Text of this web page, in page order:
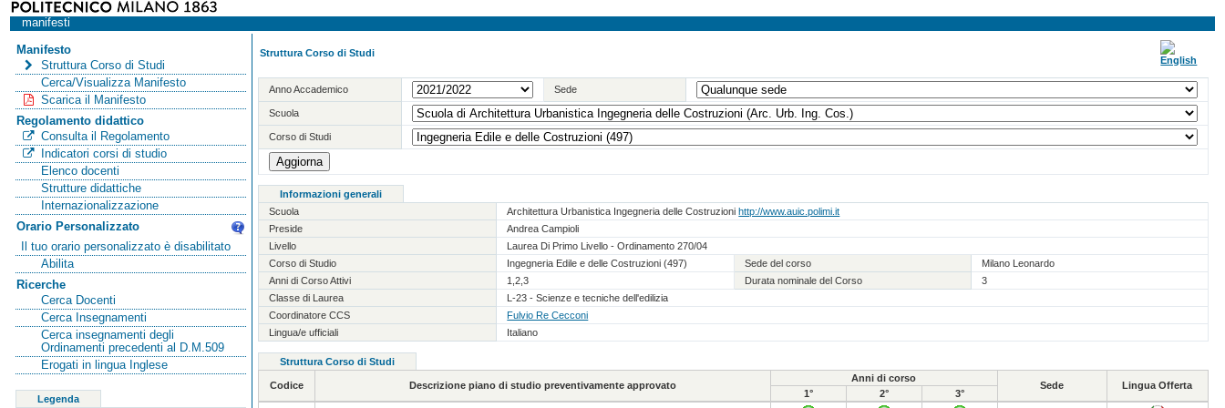
manifesti
Manifesto
Struttura Corso di Studi
Cerca/Visualizza Manifesto
Scarica il Manifesto
Regolamento didattico
Consulta il Regolamento
Indicatori corsi di studio
Elenco docenti
Strutture didattiche
Internazionalizzazione
Orario Personalizzato
Il tuo orario personalizzato è disabilitato
Abilita
Ricerche
Cerca Docenti
Cerca Insegnamenti
Cerca insegnamenti degli
Ordinamenti precedenti al D.M.509
Erogati in lingua Inglese
Legenda
Struttura Corso di Studi
Anno Accademico Sede
Scuola
Corso di Studi
Informazioni generali
Scuola
Architettura Urbanistica Ingegneria delle Costruzionihttp://www.auic.polimi.it
Preside
Andrea Campioli
Livello
Laurea Di Primo Livello - Ordinamento 270/04
Corso di Studio
Ingegneria Edile e delle Costruzioni (497) Sede del corso
Milano Leonardo
Anni di Corso Attivi
1,2,3 Durata nominale del Corso
3
Classe di Laurea
L-23 - Scienze e tecniche dell'edilizia
Coordinatore CCS
Fulvio Re Cecconi
Lingua/e ufficiali
Italiano
Struttura Corso di Studi
Codice Descrizione piano di studio preventivamente approvato
Anni di corso
Sede Lingua Offerta
1° 2°
3°